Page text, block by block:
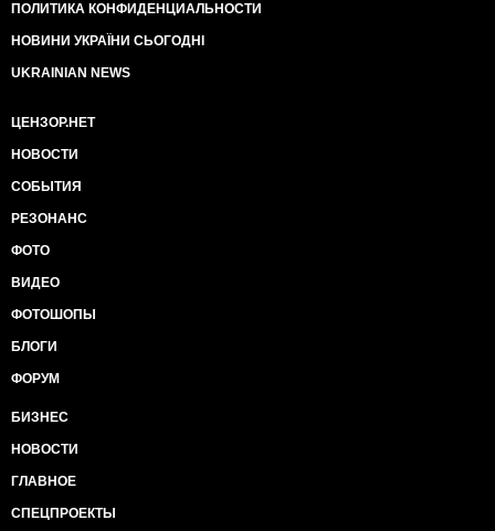
ПОЛИТИКА КОНФИДЕНЦИАЛЬНОСТИ
НОВИНИ УКРАЇНИ СЬОГОДНІ
UKRAINIAN NEWS
ЦЕНЗОР.НЕТ
НОВОСТИ
СОБЫТИЯ
РЕЗОНАНС
ФОТО
ВИДЕО
ФОТОШОПЫ
БЛОГИ
ФОРУМ
БИЗНЕС
НОВОСТИ
ГЛАВНОЕ
СПЕЦПРОЕКТЫ